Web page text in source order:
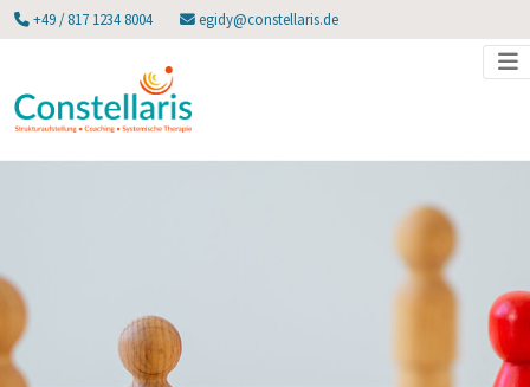
+49 / 817 1234 8004 egidy@constellaris.de